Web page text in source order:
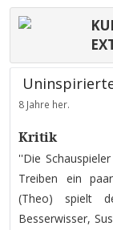
8 Jahre her.
Kritik
''Die
Treiben ein
(Theo) spielt
Besserwisser,